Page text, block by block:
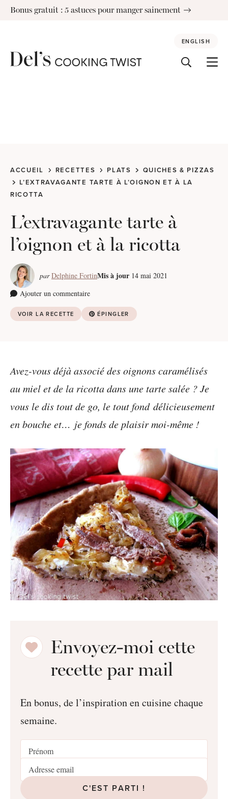
SkipBonus gratuit : 5 astuces pour manger sainement
ENGLISH
ACCUEIL RECETTES PLATS
QUICHES & PIZZAS
L’EXTRAVAGANTE TARTE À L’OIGNON ET À LA
RICOTTA
L’extravagante tarte à
l’oignon et à la ricotta
par Delphine FortinMis à jour 14 mai 2021
Ajouter un commentaire
VOIR LA RECETTE ÉPINGLER
Avez-vous déjà associé des oignons caramélisés
au miel et de la ricotta dans une tarte salée ? Je
vous le dis tout de go, le tout fond délicieusement
en bouche et… je fonds de plaisir moi-même !
Envoyez-moi cette
recette par mail
En bonus, de l’inspiration en cuisine chaque
semaine.
C'EST PARTI !